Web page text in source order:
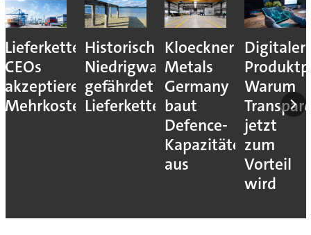
Lieferkettenresilienz:
CEOs
akzeptieren
Mehrkosten
Historisches
Niedrigwasser
gefährdet
Lieferketten
Kloeckner
Metals
Germany
baut
Defence-
Kapazitäten
aus
Digitaler
Warum
jetzt
zum
Vorteil
wird